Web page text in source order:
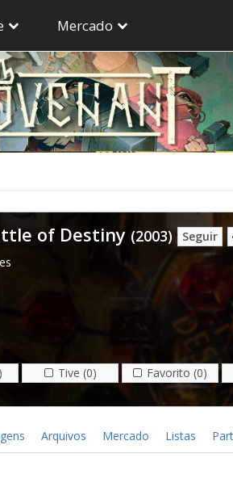
Mercado
of Destiny (2003) Seguir
Tive (0) Favorito (0)
Arquivos Mercado Listas